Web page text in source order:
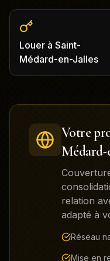
Louer à Saint-
Médard-en-Jalles
Votre
Médard-
relation
adapté à
Réseau
Mise en